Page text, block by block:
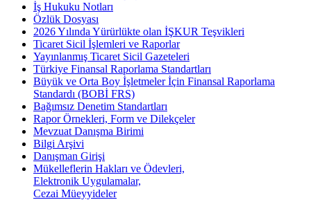
İş Hukuku Notları
Özlük Dosyası
2026 Yılında Yürürlükte olan İŞKUR Teşvikleri
Ticaret Sicil İşlemleri ve Raporlar
Yayınlanmış Ticaret Sicil Gazeteleri
Türkiye Finansal Raporlama Standartları
Büyük ve Orta Boy İşletmeler İçin Finansal Raporlama
Standardı (BOBİ FRS)
Bağımsız Denetim Standartları
Rapor Örnekleri, Form ve Dilekçeler
Mevzuat Danışma Birimi
Bilgi Arşivi
Danışman Girişi
Mükelleflerin Hakları ve Ödevleri,
Elektronik Uygulamalar,
Cezai Müeyyideler